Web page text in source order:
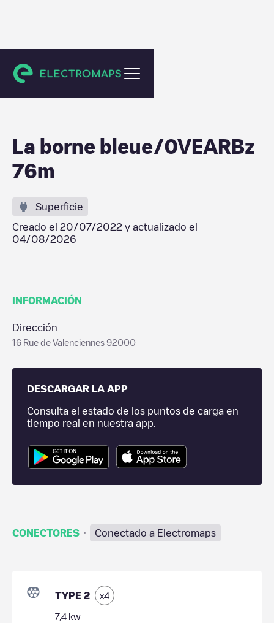
Nanterre
La borne bleue/0VEARBz
76m
Superficie
Creado el 20/07/2022 y actualizado el
04/08/2026
INFORMACIÓN
Dirección
16 Rue de Valenciennes 92000
DESCARGAR LA APP
Consulta el estado de los puntos de carga en
tiempo real en nuestra app.
CONECTORES · Conectado a Electromaps
TYPE 2 x4
7,4 kw